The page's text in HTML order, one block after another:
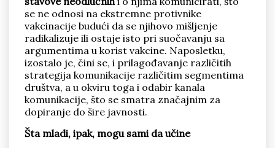
se ne odnosi na ekstremne protivnike
vakcinacije budući da se njihovo mišljenje
radikalizuje ili ostaje isto pri suočavanju sa
argumentima u korist vakcine. Naposletku,
izostalo je, čini se, i prilagođavanje različitih
strategija komunikacije različitim segmentima
društva, a u okviru toga i odabir kanala
komunikacije, što se smatra značajnim za
dopiranje do šire javnosti.
Šta mladi, ipak, mogu sami da učine